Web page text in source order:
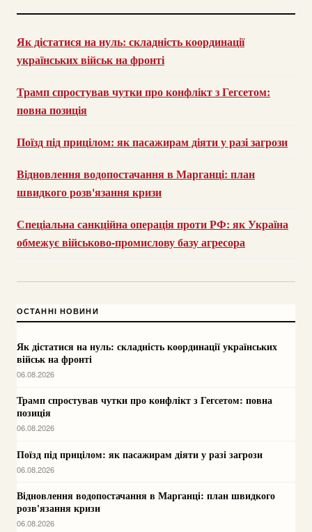
Як дістатися на нуль: складність координації
українських військ на фронті
Трамп спростував чутки про конфлікт з Гегсетом:
повна позиція
Поїзд під прицілом: як пасажирам діяти у разі загрози
Відновлення водопостачання в Марганці: план
швидкого розв'язання кризи
Спеціальна санкційна операція проти РФ: як Україна
обмежує військово-промислову базу агресора
ОСТАННІ НОВИНИ
Як дістатися на нуль: складність координації українських
військ на фронті
06.08.2026
Трамп спростував чутки про конфлікт з Гегсетом: повна
позиція
06.08.2026
Поїзд під прицілом: як пасажирам діяти у разі загрози
06.08.2026
Відновлення водопостачання в Марганці: план швидкого
розв'язання кризи
06.08.2026